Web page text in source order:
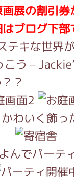
展の割引券
ブログ下
テキな世界
う –
？
わいく飾っ
んでパーテ
ョン
ト
(クイズ・